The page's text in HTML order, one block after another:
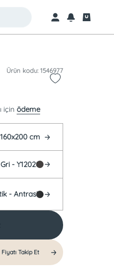
Ürün kodu: 1546977
için ödeme
160x200 cm
Gri - Y12020
Plastik - Antrasit
Fiyatı Takip Et